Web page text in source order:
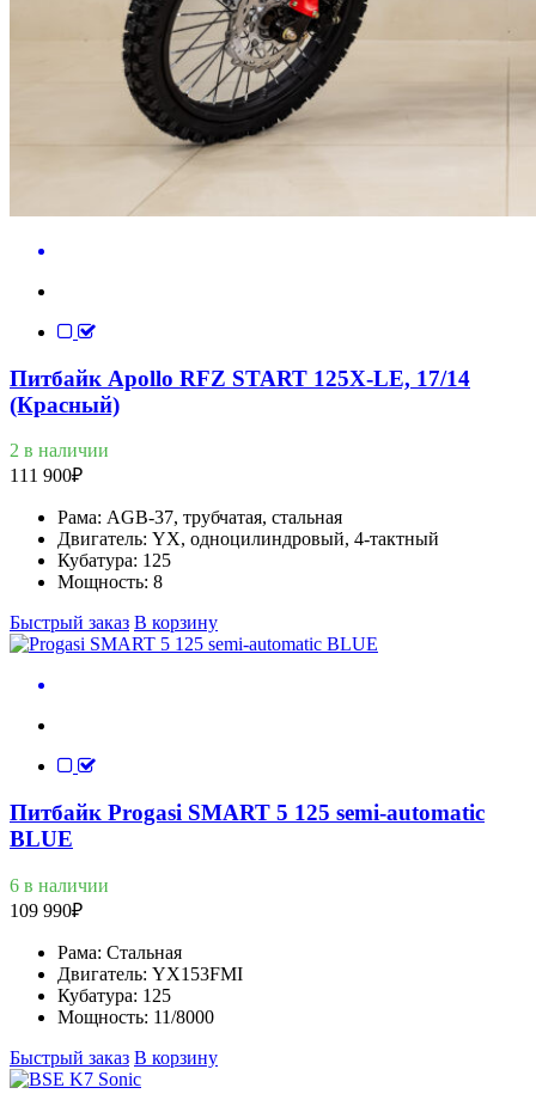
Питбайк Apollo RFZ START 125X-LE, 17/14
(Красный)
2 в наличии
111 900₽
Рама: AGB-37, трубчатая, стальная
Двигатель: YX, одноцилиндровый, 4-тактный
Кубатура: 125
Мощность: 8
Быстрый заказ В корзину
Питбайк Progasi SMART 5 125 semi-automatic
BLUE
6 в наличии
109 990₽
Рама: Стальная
Двигатель: YX153FMI
Кубатура: 125
Мощность: 11/8000
Быстрый заказ В корзину